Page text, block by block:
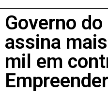
Governo
assina
mil em